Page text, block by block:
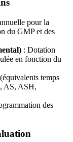
pour la
du GMP et des
: Dotation
en fonction du
temps
AS, ASH,
des